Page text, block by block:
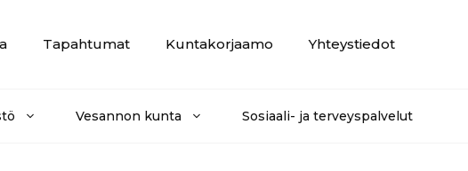
Tapahtumat Kuntakorjaamo Yhteystiedot
Vesannon kunta Sosiaali- ja terveyspalvelut